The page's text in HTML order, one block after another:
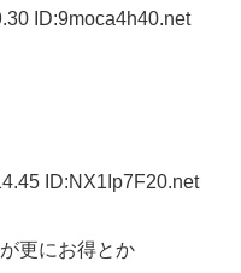
ID:9moca4h40.net
ID:NX1Ip7F20.net
更にお得とか